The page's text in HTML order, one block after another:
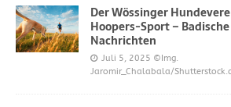
Der Wössinger
Hoopers-Sport –
Nachrichten
Juli 5, 2025 ©Img.
Jaromir_Chalabala/